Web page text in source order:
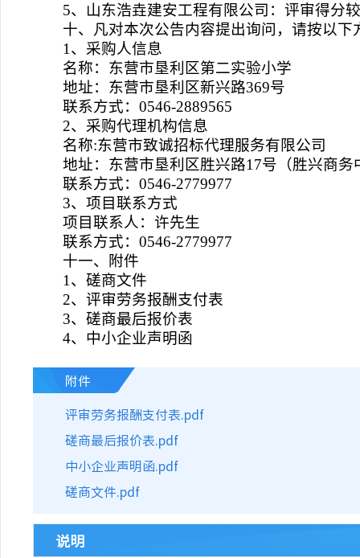
5、山东浩垚建安工程有限公司：评审得分
十、凡对本次公告内容提出询问，请按以下
1、采购人信息
名称：东营市垦利区第二实验小学
地址：东营市垦利区新兴路369号
联系方式：0546-2889565
2、采购代理机构信息
名称:东营市致诚招标代理服务有限公司
地址：东营市垦利区胜兴路17号（胜兴商
联系方式：0546-2779977
3、项目联系方式
项目联系人：许先生
联系方式：0546-2779977
十一、附件
1、磋商文件
2、评审劳务报酬支付表
3、磋商最后报价表
4、中小企业声明函
附件
评审劳务报酬支付表.pdf
磋商最后报价表.pdf
中小企业声明函.pdf
磋商文件.pdf
说明